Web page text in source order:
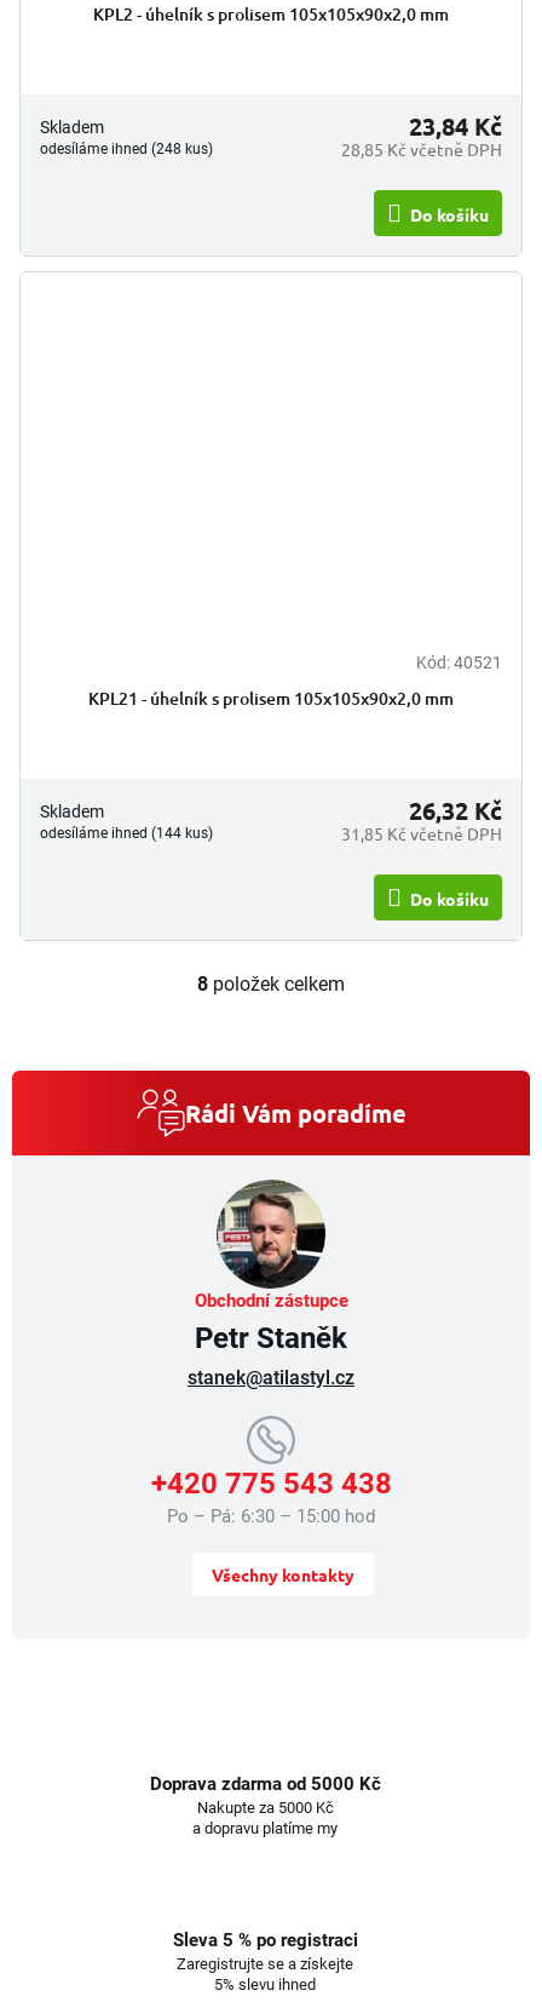
KPL2 - úhelník s prolisem 105x105x90x2,0 mm
Skladem
odesíláme ihned (248 kus) 28,85 Kč včetně DPH
23,84 Kč
Do košíku
Kód:40521
KPL21 - úhelník s prolisem 105x105x90x2,0 mm
Skladem
odesíláme ihned (144 kus) 31,85 Kč včetně DPH
26,32 Kč
Do košíku
O
a
í
p
r
v
k
y
v
p
s
8 položek celkem
Rádi Vám poradíme
Obchodní zástupce
Petr Staněk
stanek@atilastyl.cz
+420 775 543 438
Po – Pá: 6:30 – 15:00 hod
Všechny kontakty
Doprava zdarma od 5000 Kč
Nakupte za 5000 Kč
a dopravu platíme my
Sleva 5 % po registraci
Zaregistrujte se a získejte
5% slevu ihned